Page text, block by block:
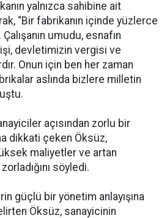
yalnızca sahibine ait
“Bir fabrikanın içinde yüzlerce
umudu, esnafın
devletimizin vergisi ve
Onun için ben her zaman
aslında bizlere milletin
açısından zorlu bir
dikkati çeken Öksüz,
maliyetler ve artan
söyledi.
güçlü bir yönetim anlayışına
Öksüz, sanayicinin